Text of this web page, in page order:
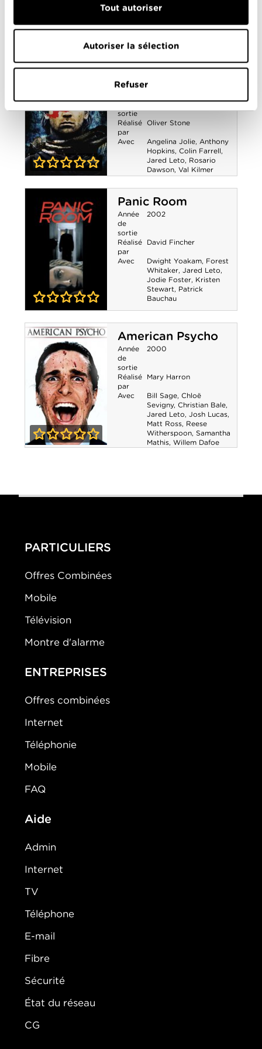
Tout autoriser
Autoriser la sélection
Refuser
Kinnaman
Eastwood,Viola Davis,
Alexandre
Revisited
Alexandre
Revisited
de
sortie
Réalisé
par
Oliver Stone
Avec Angelina Jolie, Anthony
Hopkins, Colin Farrell,
Jared Leto, Rosario
Dawson, Val Kilmer
Panic Room
Panic Room
Année
de
sortie
2002
Réalisé
par
David Fincher
Avec Dwight Yoakam, Forest
Whitaker, Jared Leto,
Jodie Foster, Kristen
Stewart, Patrick
Bauchau
American Psycho
Année
de
sortie
2000
Réalisé
par
Mary Harron
Avec Bill Sage, Chloë
Sevigny, Christian Bale,
Jared Leto, Josh Lucas,
Matt Ross, Reese
Witherspoon, Samantha
Mathis, Willem Dafoe
PARTICULIERS
Offres Combinées
Mobile
Télévision
Montre d'alarme
ENTREPRISES
Offres combinées
Internet
Téléphonie
Mobile
FAQ
Aide
Admin
Internet
TV
Téléphone
E-mail
Fibre
Sécurité
État du réseau
CG